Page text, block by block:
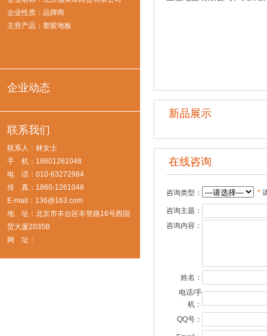
企业性质：品牌商
主营产品：塑胶地板
企业动态
联系我们
联系人：林女士
手 机：18601261048
电 话：010-63272984
传 真：1860-1261048
E-mail：136@163.com
地 址：北京市丰台区丰管路16号西国
贸大厦2035B
网 址：
新品展示
在线咨询
咨询类型： *
咨询主题：
咨询内容：
姓名：
电话/手
机：
QQ号：